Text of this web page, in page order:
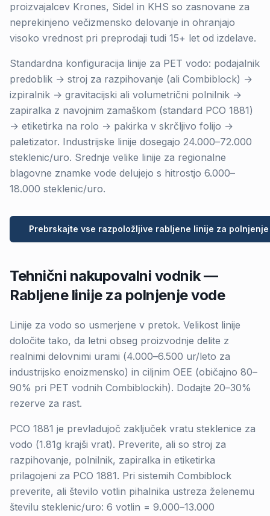
proizvajalcev Krones, Sidel in KHS so zasnovane za
neprekinjeno večizmensko delovanje in ohranjajo
visoko vrednost pri preprodaji tudi 15+ let od izdelave.
Standardna konfiguracija linije za PET vodo: podajalnik
predoblik → stroj za razpihovanje (ali Combiblock) →
izpiralnik → gravitacijski ali volumetrični polnilnik →
zapiralka z navojnim zamaškom (standard PCO 1881)
→ etiketirka na rolo → pakirka v skrčljivo folijo →
paletizator. Industrijske linije dosegajo 24.000–72.000
steklenic/uro. Srednje velike linije za regionalne
blagovne znamke vode delujejo s hitrostjo 6.000–
18.000 steklenic/uro.
Prebrskajte vse razpoložljive rabljene linije za
Tehnični nakupovalni vodnik —
Rabljene linije za polnjenje vode
Linije za vodo so usmerjene v pretok. Velikost linije
določite tako, da letni obseg proizvodnje delite z
realnimi delovnimi urami (4.000–6.500 ur/leto za
industrijsko enoizmensko) in ciljnim OEE (običajno 80–
90% pri PET vodnih Combiblockih). Dodajte 20–30%
rezerve za rast.
PCO 1881 je prevladujoč zaključek vratu steklenice za
vodo (1.81g krajši vrat). Preverite, ali so stroj za
razpihovanje, polnilnik, zapiralka in etiketirka
prilagojeni za PCO 1881. Pri sistemih Combiblock
preverite, ali število votlin pihalnika ustreza želenemu
številu steklenic/uro: 6 votlin = 9.000–13.000